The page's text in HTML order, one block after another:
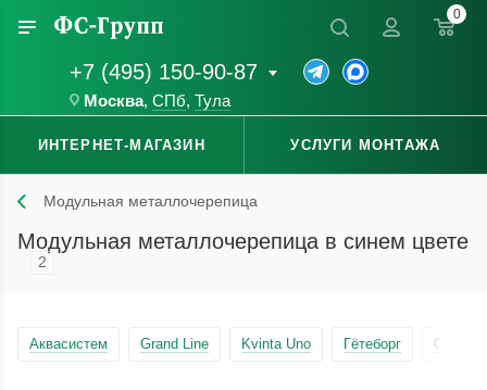
+7 (495) 150-90-87
Москва, СПб, Тула
0
ИНТЕРНЕТ-МАГАЗИН УСЛУГИ МОНТАЖА
Модульная металлочерепица
Модульная металлочерепица в синем цвете
2
Аквасистем Grand Line Kvinta Uno Гётеборг